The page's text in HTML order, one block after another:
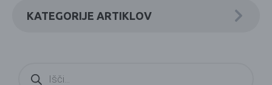
KATEGORIJE ARTIKLOV
search